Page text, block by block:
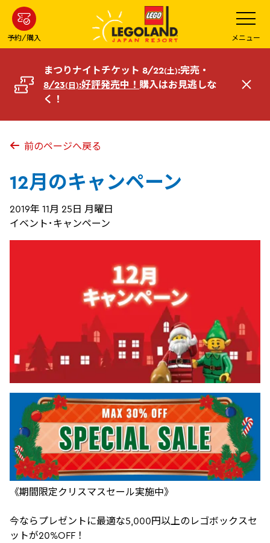
ン
コ
へ
予約/購入
メ
ニ
ュ
ー
を
開
メニュー
まつりナイトチケット 8/22(土):完売・
8/23(日):好評発売中！ 購入はお見逃しな
く！
閉
前のページへ戻る
12月のキャンペーン
2019年 11月 25日 月曜日
イベント･キャンペーン
《期間限定クリスマスセール実施中》
今ならプレゼントに最適な5,000円以上のレゴボックスセ
ットが20%OFF！